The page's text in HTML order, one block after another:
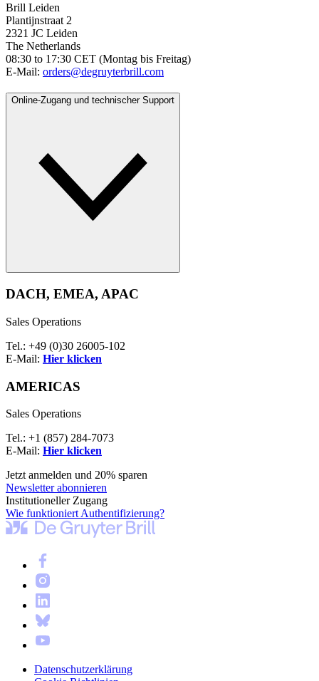
Brill Leiden
Plantijnstraat 2
2321 JC Leiden
The Netherlands
08:30 to 17:30 CET (Montag bis Freitag)
E-Mail: orders@degruyterbrill.com
Online-Zugang und technischer Support
DACH, EMEA, APAC
Sales Operations
Tel.: +49 (0)30 26005-102
E-Mail: Hier klicken
AMERICAS
Sales Operations
Tel.: +1 (857) 284-7073
E-Mail: Hier klicken
Jetzt anmelden und 20% sparen
Newsletter abonnieren
Institutioneller Zugang
Wie funktioniert Authentifizierung?
Datenschutzerklärung